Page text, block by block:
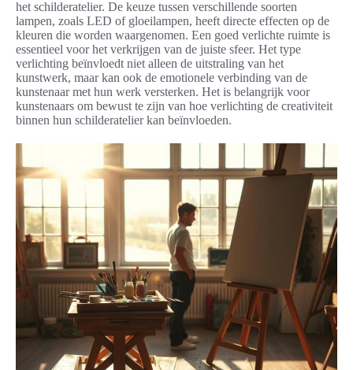
het schilderatelier. De keuze tussen verschillende soorten
lampen, zoals LED of gloeilampen, heeft directe effecten op de
kleuren die worden waargenomen. Een goed verlichte ruimte is
essentieel voor het verkrijgen van de juiste sfeer. Het type
verlichting beïnvloedt niet alleen de uitstraling van het
kunstwerk, maar kan ook de emotionele verbinding van de
kunstenaar met hun werk versterken. Het is belangrijk voor
kunstenaars om bewust te zijn van hoe verlichting de creativiteit
binnen hun schilderatelier kan beïnvloeden.